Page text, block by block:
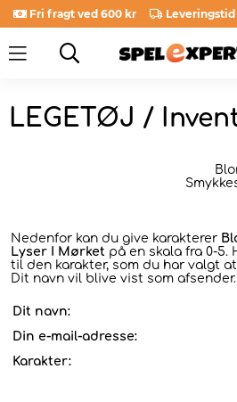
Fri fragt ved 600 kr Leveringstid
LEGETØJ /
Nedenfor kan du give karakterer
Lyser I Mørket på en skala fra 0-5.
til den karakter, som du har valgt
Dit navn vil blive vist som afsender.
Dit navn:
Din e-mail-adresse:
Karakter: